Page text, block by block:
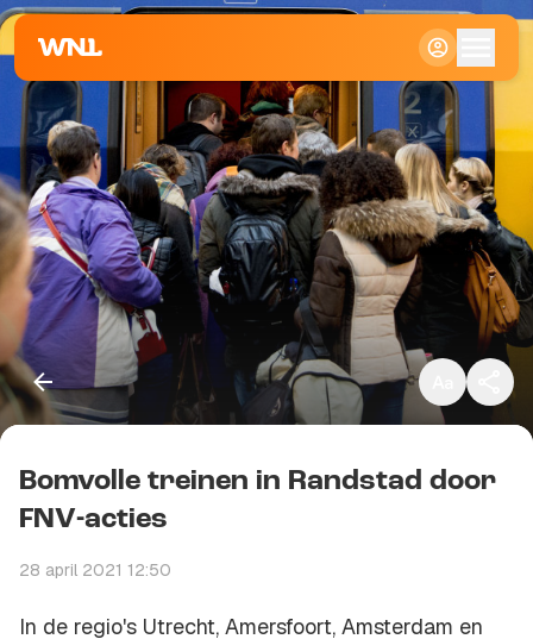
Klein
Standaard
Groot
Kopieer link
Bomvolle treinen in Randstad door
FNV-acties
28 april 2021 12:50
In de regio's Utrecht, Amersfoort, Amsterdam en